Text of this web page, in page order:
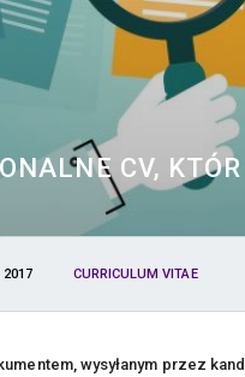
CV,
2017 CURRICULUM VITAE
wysyłanym przez